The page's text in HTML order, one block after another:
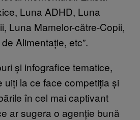
Luna ADHD, Luna
Luna Mamelor-către-Copii,
Alimentație, etc”.
și infografice tematice,
uiți la ce face competiția și
în cel mai captivant
ar sugera o agenție bună